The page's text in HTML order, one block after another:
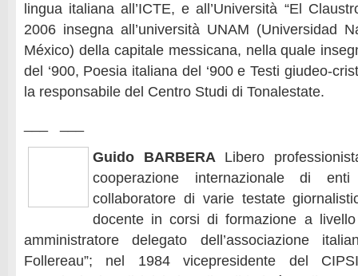
lingua italiana all’ICTE, e all’Università “El
2006 insegna all’università UNAM (Universidad
México) della capitale messicana, nella quale
del ‘900, Poesia italiana del ‘900 e Testi giudeo-
la responsabile del Centro Studi di Tonalestate.
Guido BARBERA Libero
cooperazione internazionale di
collaboratore di varie testate
docente in corsi di formazione a
amministratore delegato dell’associazione
Follereau”; nel 1984 vicepresidente del